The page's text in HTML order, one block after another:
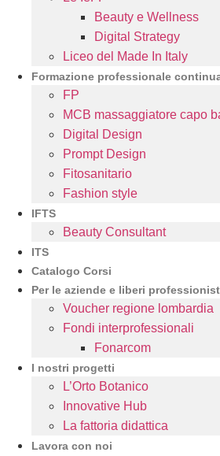
Beauty e Wellness
Digital Strategy
Liceo del Made In Italy
Formazione professionale
FP
MCB massaggiatore capo
Digital Design
Prompt Design
Fitosanitario
Fashion style
IFTS
Beauty Consultant
ITS
Catalogo Corsi
Per le aziende e liberi
Voucher regione lombardia
Fondi interprofessionali
Fonarcom
I nostri progetti
L’Orto Botanico
Innovative Hub
La fattoria didattica
Lavora con noi